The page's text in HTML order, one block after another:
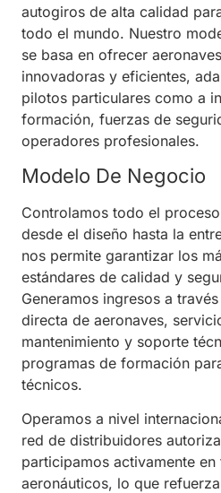
autogiros de alta calidad
todo el mundo. Nuestro
se basa en ofrecer
innovadoras y eficientes,
pilotos particulares como a
formación, fuerzas de
operadores profesionales.
Modelo De Negocio
Controlamos todo el
desde el diseño hasta la
nos permite garantizar los
estándares de calidad y
Generamos ingresos a
directa de aeronaves,
mantenimiento y soporte
programas de formación
técnicos.
Operamos a nivel
red de distribuidores
participamos activamente
aeronáuticos, lo que